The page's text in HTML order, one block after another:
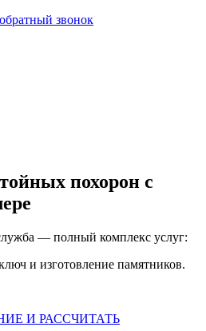
обратный звонок
похорон с
— полный комплекс услуг:
и изготовление памятников.
И РАССЧИТАТЬ